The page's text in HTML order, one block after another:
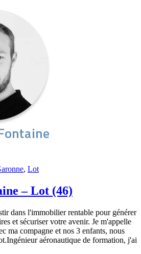
, Lot
– Lot (46)
dans l'immobilier rentable pour générer
et sécuriser votre avenir. Je m'appelle
ma compagne et nos 3 enfants, nous
aéronautique de formation, j'ai